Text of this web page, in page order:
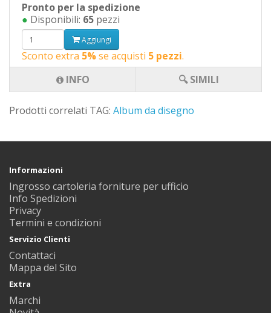
Pronto per la spedizione
● Disponibili: 65 pezzi
Aggiungi
Sconto extra 5%se acquisti 5 pezzi.
INFO
🔍 SIMILI
Prodotti correlati TAG: Album da disegno
Informazioni
Ingrosso cartoleria forniture per ufficio
Info Spedizioni
Privacy
Termini e condizioni
Servizio Clienti
Contattaci
Mappa del Sito
Extra
Marchi